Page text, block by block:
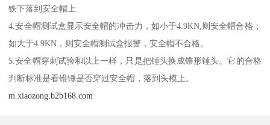
铁下落到安全帽上.
4.安全帽测试盒显示安全帽的冲击力，如小于4.9KN,则安全帽合格；
如大于4.9KN，则安全帽测试盒报警，安全帽不合格。
5.安全帽穿刺试验和以上一样，只是把锤头换成锥形锤头。它的合格
判断标准是看锥锤是否穿过安全帽，落到头模上。
m.xiaozong.b2b168.com